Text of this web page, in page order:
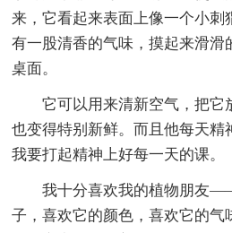
来，它看起来表面上像一个小刺
有一股清香的气味，摸起来滑滑
桌面。
它可以用来清新空气，把它
也变得特别新鲜。而且他每天精
我要打起精神上好每一天的课。
我十分喜欢我的植物朋友
子，喜欢它的颜色，喜欢它的气